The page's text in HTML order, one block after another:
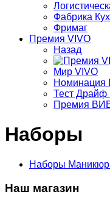
Фабрика
Фримаг
Премия VIVO
Назад
Мир VIVO
Номинация
Тест Драйф
Премия
Наборы
Наборы
Наш магазин